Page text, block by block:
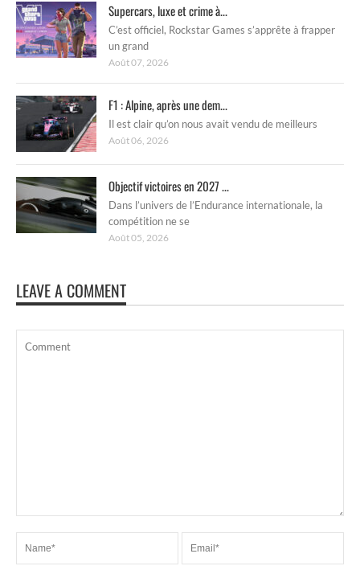
Supercars, luxe et crime à...
C’est officiel, Rockstar Games s’apprête à frapper
un grand
Août 07, 2026
F1 : Alpine, après une dem...
Il est clair qu’on nous avait vendu de meilleurs
Août 06, 2026
Objectif victoires en 2027 ...
Dans l’univers de l’Endurance internationale, la
compétition ne se
Août 05, 2026
LEAVE A COMMENT